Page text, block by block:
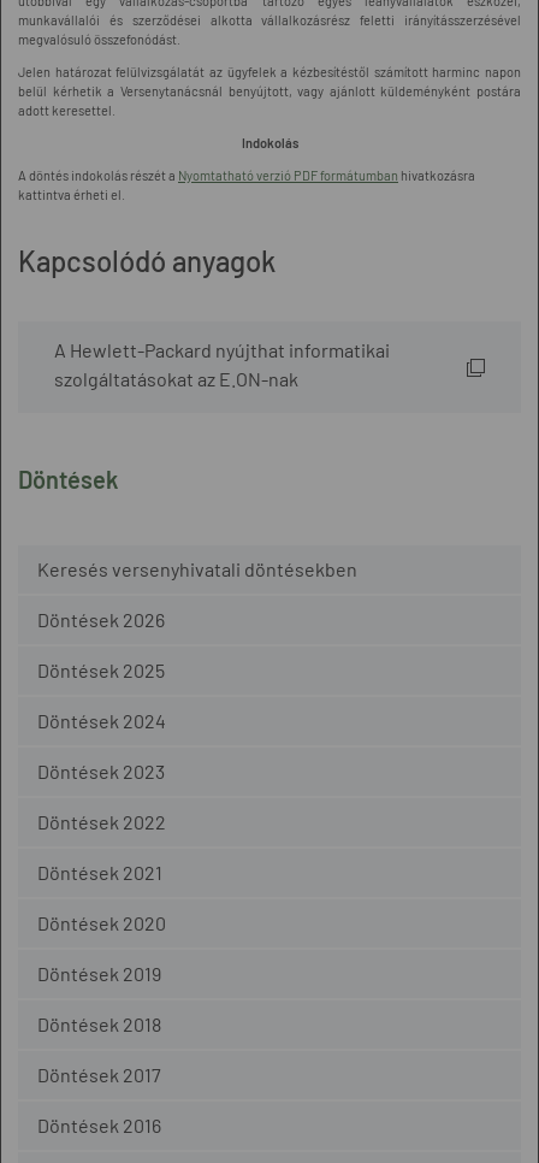
Döntések
Keresés versenyhivatali döntésekben
Döntések 2026
Döntések 2025
Döntések 2024
Döntések 2023
Döntések 2022
Döntések 2021
Döntések 2020
Döntések 2019
Döntések 2018
Döntések 2017
Döntések 2016
munkavállalói és szerződései alkotta vállalkozásrész feletti irányításszerzésével
megvalósuló összefonódást.
Jelen határozat felülvizsgálatát az ügyfelek a kézbesítéstől számított harminc napon
belül kérhetik a Versenytanácsnál benyújtott, vagy ajánlott küldeményként postára
adott keresettel.
Indokolás
A döntés indokolás részét a Nyomtatható verzió PDF formátumban hivatkozásra
kattintva érheti el.
Kapcsolódó anyagok
A Hewlett-Packard nyújthat informatikai
szolgáltatásokat az E.ON-nak